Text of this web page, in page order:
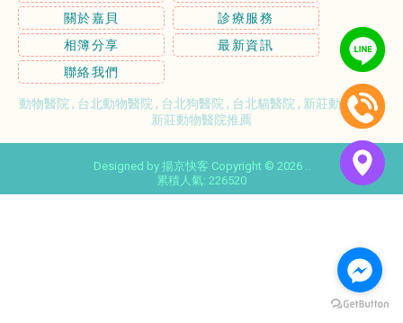
關於嘉貝
診療服務
相簿分享
最新資訊
聯絡我們
動物醫院 台北動物醫院 台北狗醫院 台北貓醫院
新莊動物醫院
新莊動物醫院推薦
Designed by 揚京快客 Copyright © 2026 ..
累積人氣: 226520